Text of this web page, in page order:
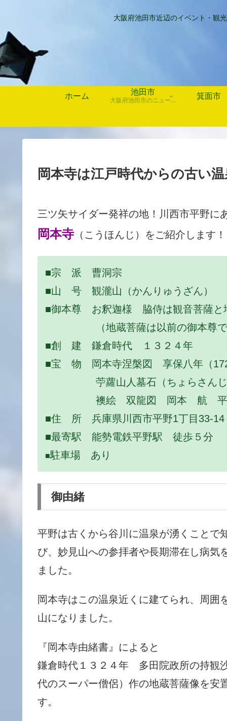
大阪府池田市近辺のイベント・観
ホーム
池田市
大阪府池田市のニュース、歴史や行事、お店情報など
箕面市
岡本寺は江戸時代からの古い
三ツ矢サイダー発祥の地！川西市平野に
岡本寺 （こうほんじ）をご紹介します！
■宗 派 曹洞宗
■山 号 観瀧山（かんりゅうざん）
■御本尊 お釈迦様 脇侍は観音菩薩と
（地蔵菩薩は以前の御本尊で
■創 建 鎌倉時代 １３２４年
■宝 物 岡本寺涅槃図 享保八年（
苧蘿山人墓石（ちょらさんじ
襖絵 双龍図 岡本 航 平成
■住 所 兵庫県川西市平野1丁目33-14
■最寄駅 能勢電鉄平野駅 徒歩５分
■駐車場 あり
御由緒
平野は古くから谷川に温泉が湧くことで
び、 妙見山への参拝者や長期滞在し病気
ました。
岡本寺はこの温泉近くに建てられ、周
山になりました。
『岡本寺由緒書』によると
鎌倉時代１３２４年 多田院政所の持観
代のスーパー僧侶）作の地蔵菩薩像を安
す。